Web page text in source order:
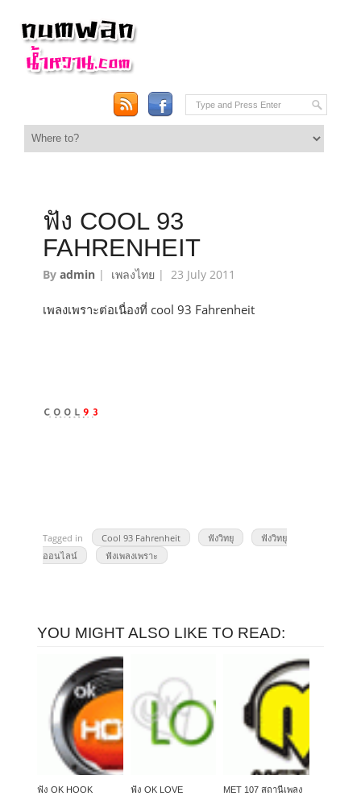
ฟัง COOL 93
FAHRENHEIT
Byadmin | เพลงไทย |23 July 2011
เพลงเพราะต่อเนื่องที่ cool 93 Fahrenheit
Tagged in Cool 93 Fahrenheit ฟังวิทยุ
ฟังวิทยุ
ออนไลน์
ฟังเพลงเพราะ
YOU MIGHT ALSO LIKE TO READ:
ฟัง OK HOOK ฟัง OK LOVE
MET 107 สถานีเพลง